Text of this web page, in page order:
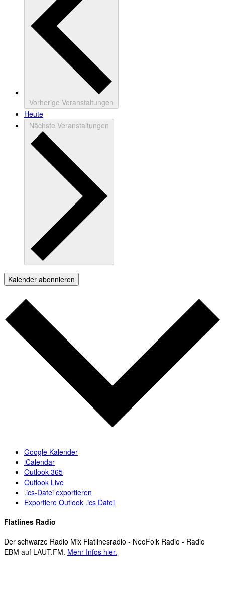
Vorherige Veranstaltungen
Heute
Nächste Veranstaltungen
Kalender abonnieren
Google Kalender
iCalendar
Outlook 365
Outlook Live
.ics-Datei exportieren
Exportiere Outlook .ics Datei
Flatlines Radio
Der schwarze Radio Mix Flatlinesradio - NeoFolk Radio - Radio
EBM auf LAUT.FM. Mehr Infos hier.